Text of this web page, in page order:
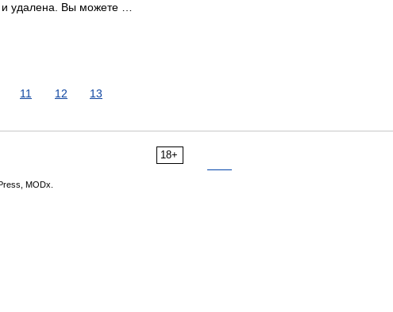
удалена. Вы можете …
11 12 13
18+
MODx.